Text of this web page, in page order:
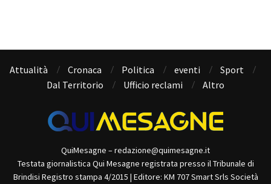
Attualità Cronaca Politica eventi
Sport
Dal Territorio
Ufficio reclami Altro
QuiMesagne – redazione@quimesagne.it
Testata giornalistica Qui Mesagne registrata presso il Tribunale di
Brindisi Registro stampa 4/2015 | Editore: KM 707 Smart Srls Società